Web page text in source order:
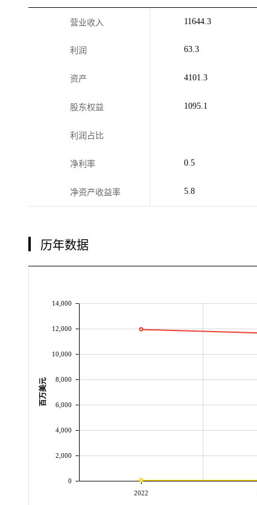
营业收入 11644.3
利润 63.3
资产 4101.3
股东权益 1095.1
利润占比
净利率 0.5
净资产收益率 5.8
历年数据
2022
0
2,000
4,000
6,000
8,000
10,000
12,000
14,000
百万美元